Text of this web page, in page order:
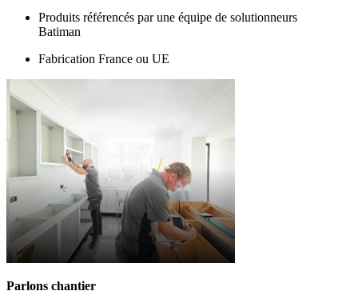
Produits référencés par une équipe de solutionneurs
Batiman
Fabrication France ou UE
Parlons chantier